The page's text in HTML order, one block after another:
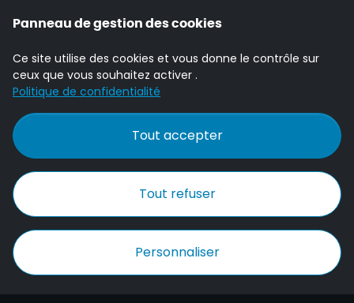
Panneau de gestion des cookies
Ce site utilise des cookies et vous donne le contrôle sur
ceux que vous souhaitez activer .
Politique de confidentialité
Tout accepter
Tout refuser
Personnaliser